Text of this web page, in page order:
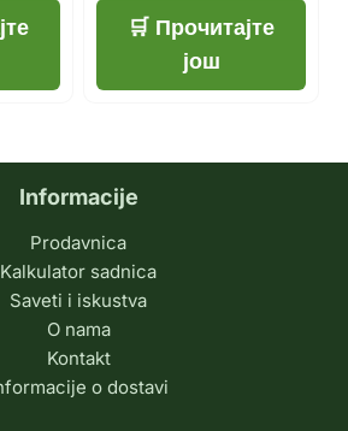
Прочитајте
још
Informacije
Prodavnica
Kalkulator sadnica
Saveti i iskustva
O nama
Kontakt
o dostavi